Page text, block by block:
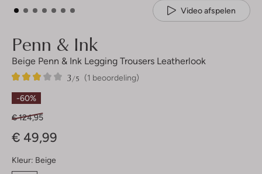
Video afspelen
Penn & Ink
Beige Penn & Ink Legging Trousers Leatherlook
(1 beoordeling)
3/5
1
3
Sterren
-60%
€ 124,95
€ 49,99
Kleur: Beige